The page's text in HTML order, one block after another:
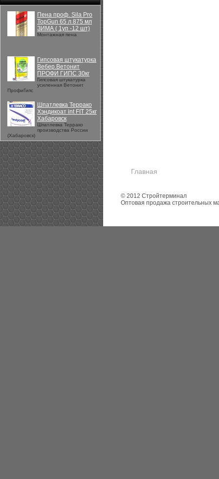
Пена проф. Sila Pro
TopGun 65 л 875 мл
ЗИМА ( 1уп -12 шт)
Монтажная пена
Гипсовая штукатурка
Вебер.Ветонит
ПРОФИ ГИПС 30кг
Гипсовая штукатурка
усиленная Ветонит
ПрофиГипс
Шпатлевка Террако
Хэндикоат int FIT 25кг
Хабаровск
Шпатлевка Террако
производства России
(Хабаровск)
Главная
© 2012 Стройтерминал
Оптовая продажа строительных